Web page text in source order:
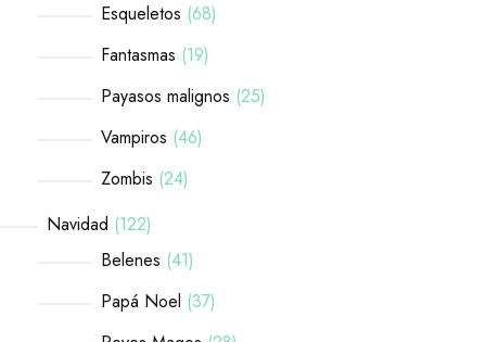
Esqueletos 68
Fantasmas 19
Payasos malignos 25
Vampiros 46
Zombis 24
Navidad 122
Belenes 41
Papá Noel 37